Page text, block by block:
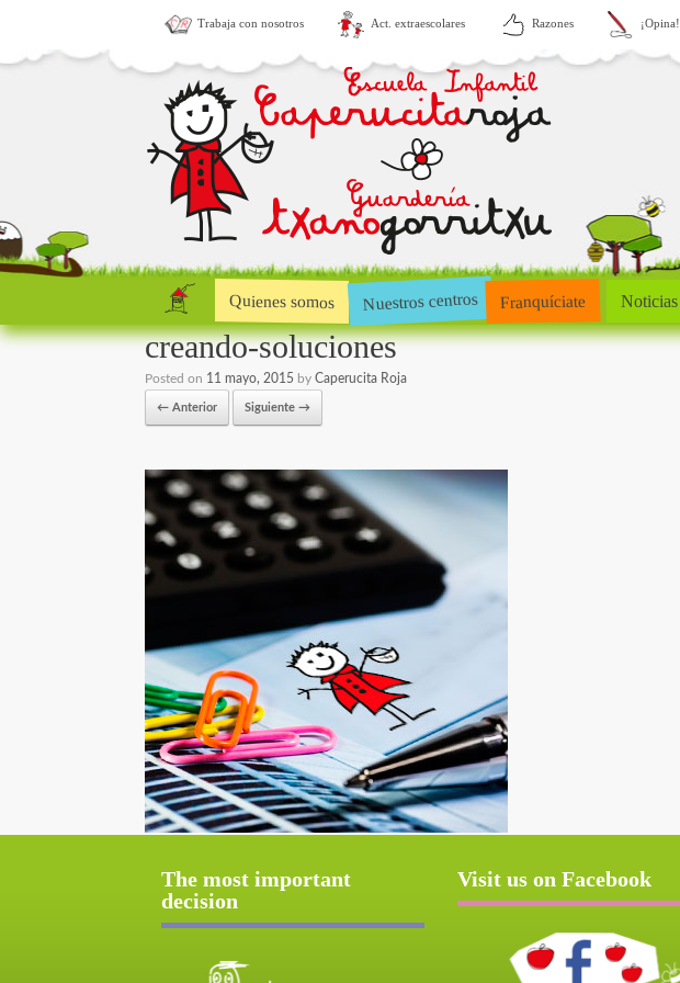
Trabaja con nosotros Act. extraescolares Razones ¡Opina!
Quienes somos Nuestros centros Franquíciate Noticias
creando-soluciones
Posted on 11 mayo, 2015 by Caperucita Roja
← Anterior Siguiente →
The most important
decision
Visit us on Facebook